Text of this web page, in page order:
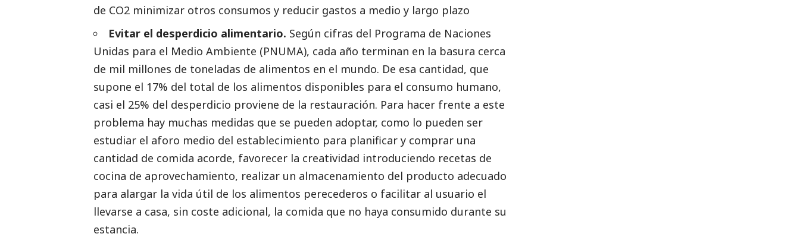
de CO2 minimizar otros consumos y reducir gastos a medio y largo plazo
Evitar el desperdicio alimentario. Según cifras del Programa de Naciones
Unidas para el Medio Ambiente (PNUMA), cada año terminan en la basura cerca
de mil millones de toneladas de alimentos en el mundo. De esa cantidad, que
supone el 17% del total de los alimentos disponibles para el consumo humano,
casi el 25% del desperdicio proviene de la restauración. Para hacer frente a este
problema hay muchas medidas que se pueden adoptar, como lo pueden ser
estudiar el aforo medio del establecimiento para planificar y comprar una
cantidad de comida acorde, favorecer la creatividad introduciendo recetas de
cocina de aprovechamiento, realizar un almacenamiento del producto adecuado
para alargar la vida útil de los alimentos perecederos o facilitar al usuario el
llevarse a casa, sin coste adicional, la comida que no haya consumido durante su
estancia.